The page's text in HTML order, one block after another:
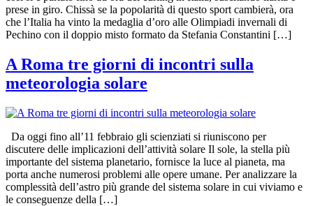
prese in giro. Chissà se la popolarità di questo sport cambierà, ora
che l’Italia ha vinto la medaglia d’oro alle Olimpiadi invernali di
Pechino con il doppio misto formato da Stefania Constantini […]
A Roma tre giorni di incontri sulla
meteorologia solare
Da oggi fino all’11 febbraio gli scienziati si riuniscono per
discutere delle implicazioni dell’attività solare Il sole, la stella più
importante del sistema planetario, fornisce la luce al pianeta, ma
porta anche numerosi problemi alle opere umane. Per analizzare la
complessità dell’astro più grande del sistema solare in cui viviamo e
le conseguenze della […]